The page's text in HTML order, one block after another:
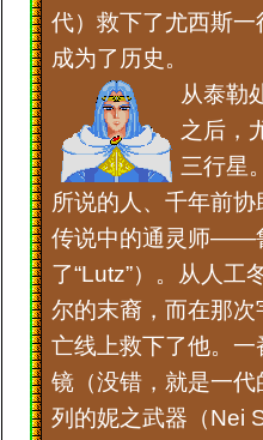
代）救下了尤西斯
成为了历史。
从泰勒
之后，
三行星
所说的人、千年前
传说中的通灵师——
了“Lutz”）。从人工
尔的末裔，而在那
亡线上救下了他。
镜（没错，就是一
列的妮之武器（Nei